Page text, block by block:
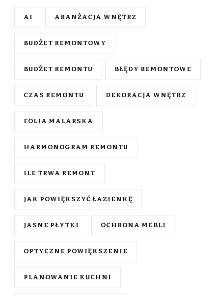
AI ARANŻACJA WNĘTRZ
BUDŻET REMONTOWY
BUDŻET REMONTU BŁĘDY REMONTOWE
CZAS REMONTU DEKORACJA WNĘTRZ
FOLIA MALARSKA
HARMONOGRAM REMONTU
ILE TRWA REMONT
JAK POWIĘKSZYĆ ŁAZIENKĘ
JASNE PŁYTKI OCHRONA MEBLI
OPTYCZNE POWIĘKSZENIE
PLANOWANIE KUCHNI